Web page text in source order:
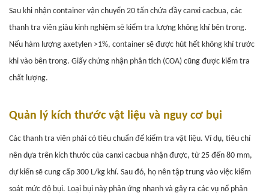
Sau khi nhận container vận chuyển 20 tấn chứa đầy canxi cacbua, các
thanh tra viên giàu kinh nghiệm sẽ kiểm tra lượng không khí bên trong.
Nếu hàm lượng axetylen >1%, container sẽ được hút hết không khí trước
khi vào bên trong. Giấy chứng nhận phân tích (COA) cũng được kiểm tra
chất lượng.
Quản lý kích thước vật liệu và nguy cơ bụi
Các thanh tra viên phải có tiêu chuẩn để kiểm tra vật liệu. Ví dụ, tiêu chí
nên dựa trên kích thước của canxi cacbua nhận được, từ 25 đến 80 mm,
dự kiến ​​sẽ cung cấp 300 L/kg khí. Sau đó, họ nên tập trung vào việc kiểm
soát mức độ bụi. Loại bụi này phản ứng nhanh và gây ra các vụ nổ phản